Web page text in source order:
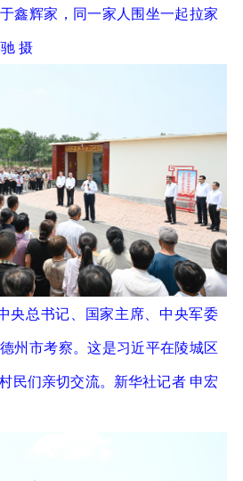
鑫辉家，同一家人围坐一起拉家
摄
央总书记、国家主席、中央军委
州市考察。这是习近平在陵城区
民们亲切交流。新华社记者 申宏